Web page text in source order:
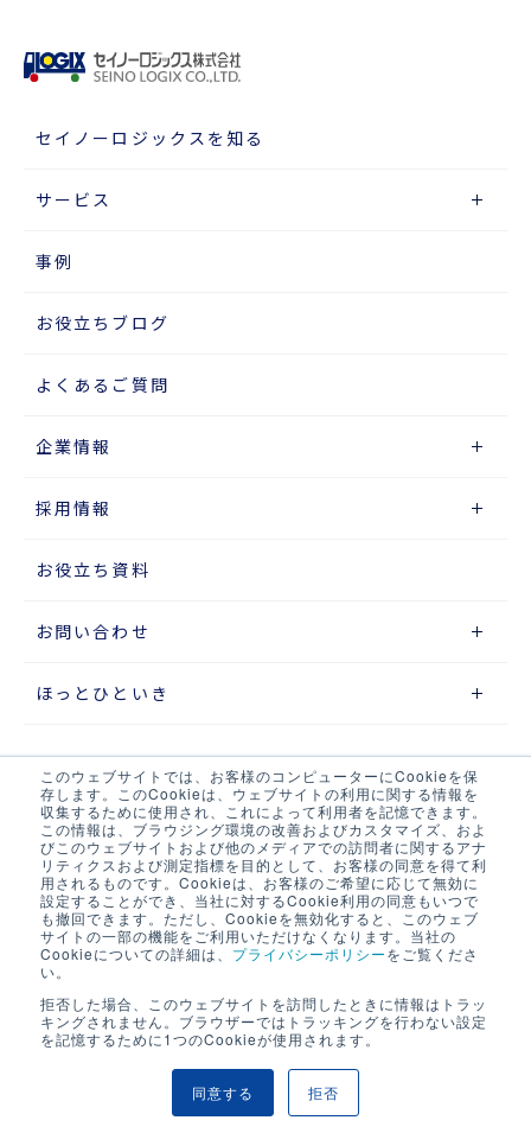
このウェブサイトでは、お客様のコンピューターにCookieを保
存します。このCookieは、ウェブサイトの利用に関する情報を
収集するために使用され、これによって利用者を記憶できます。
この情報は、ブラウジング環境の改善およびカスタマイズ、およ
びこのウェブサイトおよび他のメディアでの訪問者に関するアナ
リティクスおよび測定指標を目的として、お客様の同意を得て利
用されるものです。Cookieは、お客様のご希望に応じて無効に
設定することができ、当社に対するCookie利用の同意もいつで
も撤回できます。ただし、Cookieを無効化すると、このウェブ
サイトの一部の機能をご利用いただけなくなります。当社の
Cookieについての詳細は、 プライバシーポリシーをご覧くださ
い。
拒否した場合、このウェブサイトを訪問したときに情報はトラッ
キングされません。ブラウザーではトラッキングを行わない設定
を記憶するために1つのCookieが使用されます。
同意する 拒否
セイノーロジックスを知る
サービス
事例
お役立ちブログ
よくあるご質問
企業情報
採用情報
お役立ち資料
お問い合わせ
ほっとひといき
サイトマップ
プライバシーポリシー
ウェブアクセシビリティポリシー
当サイト・当社システムについて
LOGIX NET会員について
LOGIX NET会員規約
COPYRIGHT © SEINO LOGIX CO .,LTD. ALL RIGHTS RESERVED